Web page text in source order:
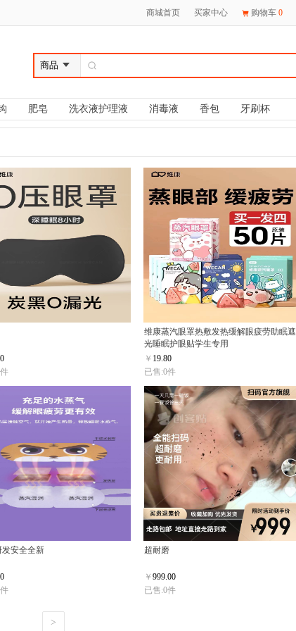
商城首页 买家中心 购物车 0
消息
肥皂 洗衣液护理液 消毒液 香包 牙刷杯
维康蒸汽眼罩热敷发热缓解眼疲劳助眠遮
光睡眠护眼贴学生专用
￥ 19.80
已售:0件
发安全全新 超耐磨
￥ 999.00
已售:0件
>